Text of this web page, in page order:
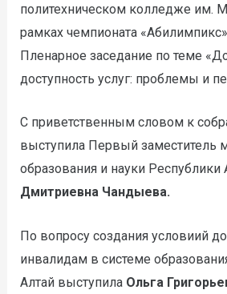
политехническом колледже им.
рамках чемпионата
Пленарное заседание по теме
доступность услуг: проблемы и
С приветственным словом к
выступила Первый заместитель
образования и науки Республики
Дмитриевна Чандыева.
По вопросу создания условиий
инвалидам в системе
Алтай выступила Ольга